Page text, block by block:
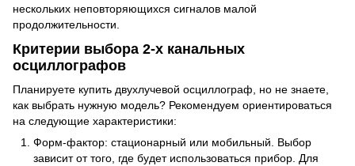
нескольких неповторяющихся сигналов малой
продолжительности.
Критерии выбора 2-х канальных
осциллографов
Планируете купить двухлучевой осциллограф, но не знаете,
как выбрать нужную модель? Рекомендуем ориентироваться
на следующие характеристики:
Форм-фактор: стационарный или мобильный. Выбор
зависит от того, где будет использоваться прибор. Для